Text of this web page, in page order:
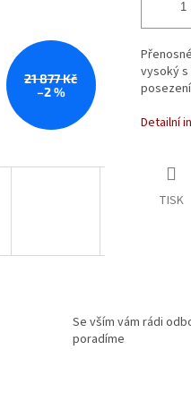
21 877 Kč
–2 %
vysoký
Detailní
TISK
Se vším vám rádi
poradíme